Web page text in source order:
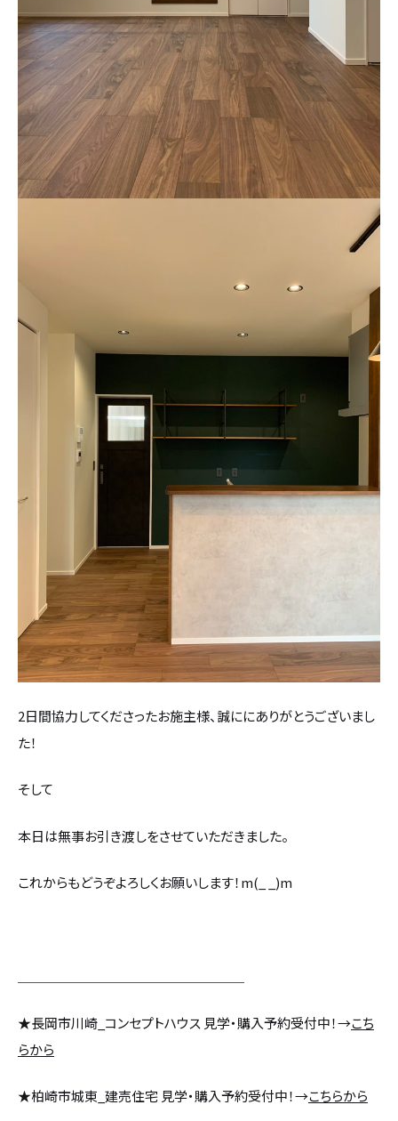
不動産情報
資料請求
2日間協力してくださったお施主様、誠ににありがとうございまし
た！
そして
本日は無事お引き渡しをさせていただきました。
これからもどうぞよろしくお願いします！m(_ _)m
★長岡市川崎_コンセプトハウス 見学・購入予約受付中！→こち
らから
★柏崎市城東_建売住宅 見学・購入予約受付中！→こちらから